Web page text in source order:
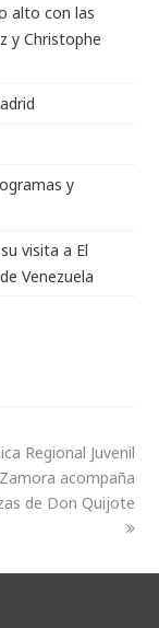
alto con las
y Christophe
y
visita a El
Venezuela
Regional Juvenil
acompaña
de Don Quijote